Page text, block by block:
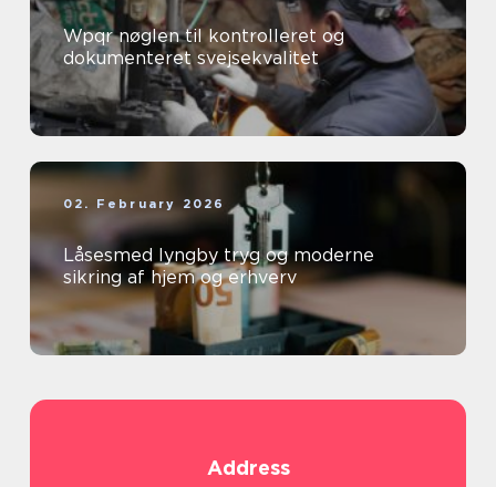
Wpqr nøglen til kontrolleret og
dokumenteret svejsekvalitet
02. February 2026
Låsesmed lyngby tryg og moderne
sikring af hjem og erhverv
Address